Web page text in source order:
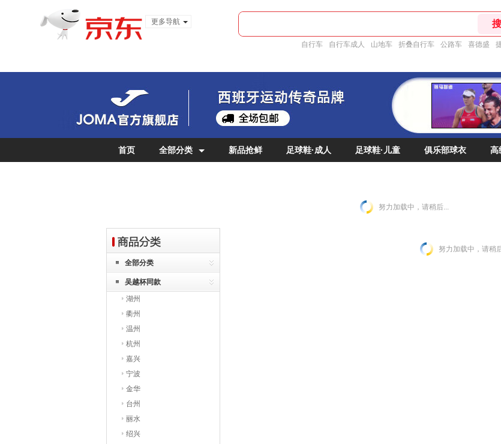
更多导航
自行车 自行车成人 山地车 折叠自行车 公路车 喜德盛
首页 全部分类 新品抢鲜 足球鞋·成人 足球鞋·儿童 俱乐部球衣 高
努力加载中，请稍后...
全部分类
吴越杯同款
湖州
衢州
温州
杭州
嘉兴
宁波
金华
台州
丽水
绍兴
努力加载中，请稍